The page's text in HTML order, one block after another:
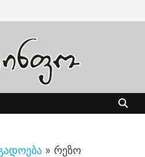
» რეზო